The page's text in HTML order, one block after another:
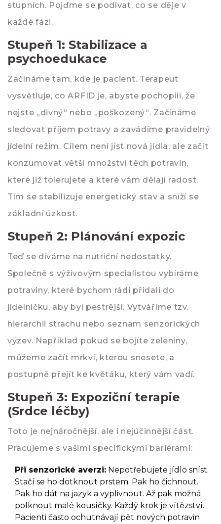
stupních. Pojďme se podívat, co se děje v
každé fázi.
Stupeň 1: Stabilizace a
psychoedukace
Začínáme tam, kde je pacient. Terapeut
vysvětluje, co ARFID je, abyste pochopili, že
nejste „divný“ nebo „poškozený“. Začínáme
sledovat příjem potravy a zavádíme pravidelný
jídelní režim. Cílem není jíst nová jídla, ale začít
konzumovat větší množství těch potravin,
které již tolerujete a které vám dělají radost.
Tím se stabilizuje energetický stav a sníží se
základní úzkost.
Stupeň 2: Plánování expozic
Teď se díváme na nutriční nedostatky.
Společně s výživovým specialistou vybíráme
potraviny, které bychom rádi přidali do
jídelníčku, aby byl pestrější. Vytváříme tzv.
hierarchii strachu nebo seznam senzorických
výzev. Například pokud se bojíte zeleniny,
můžeme začít mrkví, kterou snesete, a
postupně přejít ke květáku, který vám vadí.
Stupeň 3: Expoziční terapie
(Srdce léčby)
Toto je nejnáročnější, ale i nejúčinnější část.
Pracujeme s vašimi specifickými bariérami:
Při senzorické averzi: Nepotřebujete jídlo sníst.
Stačí se ho dotknout prstem. Pak ho čichnout.
Pak ho dát na jazyk a vyplivnout. Až pak možná
polknout malé kousíčky. Každý krok je vítězství.
Pacienti často ochutnávají pět nových potravin